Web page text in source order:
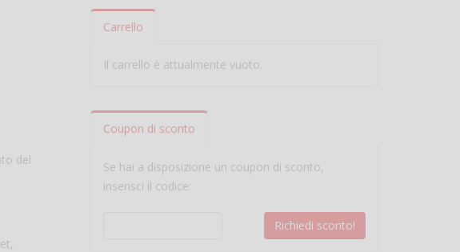
del
Carrello
Il carrello è attualmente vuoto.
Coupon di sconto
Se hai a disposizione un coupon di sconto,
inserisci il codice: